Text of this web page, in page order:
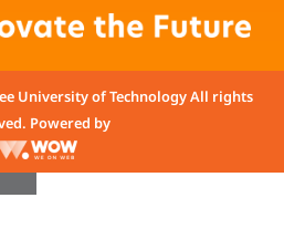
University of Technology All rights
Powered by